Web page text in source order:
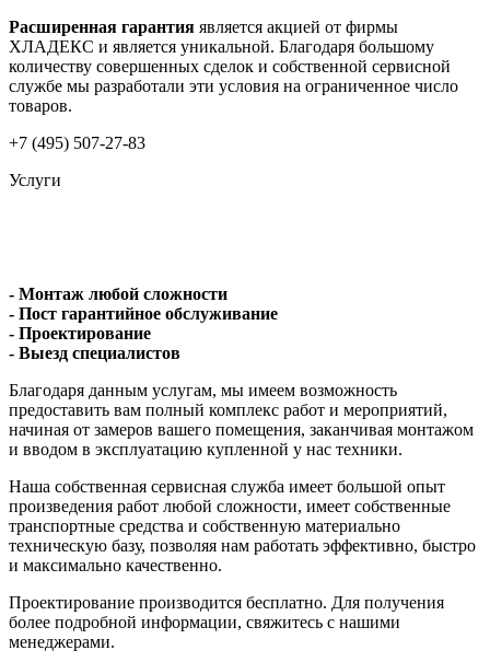
Расширенная гарантия является акцией от фирмы
ХЛАДЕКС и является уникальной. Благодаря большому
количеству совершенных сделок и собственной сервисной
службе мы разработали эти условия на ограниченное число
товаров.
+7 (495) 507-27-83
Услуги
- Монтаж любой сложности
- Пост гарантийное обслуживание
- Проектирование
- Выезд специалистов
Благодаря данным услугам, мы имеем возможность
предоставить вам полный комплекс работ и мероприятий,
начиная от замеров вашего помещения, заканчивая монтажом
и вводом в эксплуатацию купленной у нас техники.
Наша собственная сервисная служба имеет большой опыт
произведения работ любой сложности, имеет собственные
транспортные средства и собственную материально
техническую базу, позволяя нам работать эффективно, быстро
и максимально качественно.
Проектирование производится бесплатно. Для получения
более подробной информации, свяжитесь с нашими
менеджерами.